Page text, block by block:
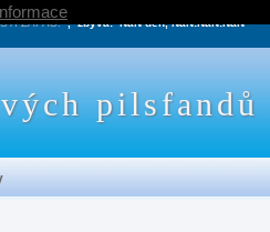
ZÁPAS:, zbývá:NaN den, NaN:NaN:NaN
pilsfandů